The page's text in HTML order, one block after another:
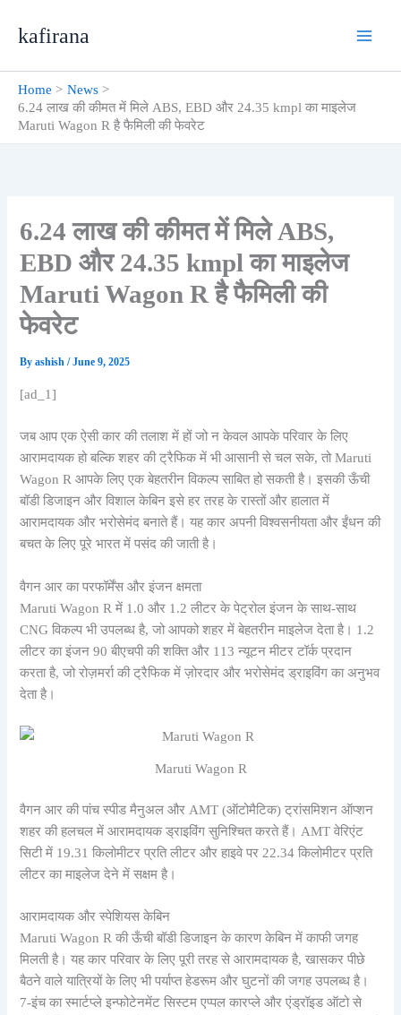
kafirana
Home
News
6.24 लाख की कीमत में मिले ABS, EBD और 24.35 kmpl का माइलेज
Maruti Wagon R है फैमिली की फेवरेट
6.24 लाख की कीमत में मिले ABS,
EBD और 24.35 kmpl का माइलेज
Maruti Wagon R है फैमिली की
फेवरेट
Byashish/June 9, 2025
[ad_1]
जब आप एक ऐसी कार की तलाश में हों जो न केवल आपके परिवार के लिए
आरामदायक हो बल्कि शहर की ट्रैफिक में भी आसानी से चल सके, तो Maruti
Wagon R आपके लिए एक बेहतरीन विकल्प साबित हो सकती है। इसकी ऊँची
बॉडी डिजाइन और विशाल केबिन इसे हर तरह के रास्तों और हालात में
आरामदायक और भरोसेमंद बनाते हैं। यह कार अपनी विश्वसनीयता और ईंधन की
बचत के लिए पूरे भारत में पसंद की जाती है।
वैगन आर का परफॉर्मेंस और इंजन क्षमता
Maruti Wagon R में 1.0 और 1.2 लीटर के पेट्रोल इंजन के साथ-साथ
CNG विकल्प भी उपलब्ध है, जो आपको शहर में बेहतरीन माइलेज देता है। 1.2
लीटर का इंजन 90 बीएचपी की शक्ति और 113 न्यूटन मीटर टॉर्क प्रदान
करता है, जो रोज़मर्रा की ट्रैफिक में ज़ोरदार और भरोसेमंद ड्राइविंग का अनुभव
देता है।
Maruti Wagon R
वैगन आर की पांच स्पीड मैनुअल और AMT (ऑटोमैटिक) ट्रांसमिशन ऑप्शन
शहर की हलचल में आरामदायक ड्राइविंग सुनिश्चित करते हैं। AMT वेरिएंट
सिटी में 19.31 किलोमीटर प्रति लीटर और हाइवे पर 22.34 किलोमीटर प्रति
लीटर का माइलेज देने में सक्षम है।
आरामदायक और स्पेशियस केबिन
Maruti Wagon R की ऊँची बॉडी डिजाइन के कारण केबिन में काफी जगह
मिलती है। यह कार परिवार के लिए पूरी तरह से आरामदायक है, खासकर पीछे
बैठने वाले यात्रियों के लिए भी पर्याप्त हेडरूम और घुटनों की जगह उपलब्ध है।
7-इंच का स्मार्टप्ले इन्फोटेनमेंट सिस्टम एप्पल कारप्ले और एंड्रॉइड ऑटो से